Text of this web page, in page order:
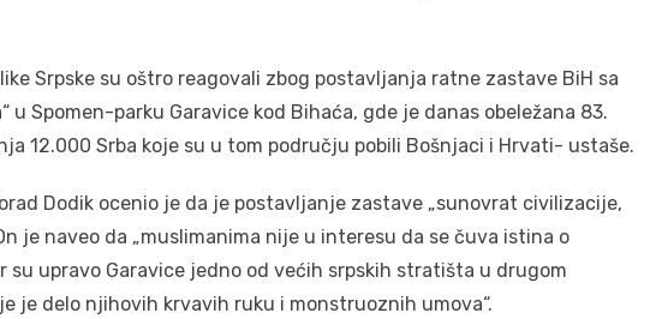
Srpske su oštro reagovali zbog postavljanja ratne zastave BiH sa
u Spomen-parku Garavice kod Bihaća, gde je danas obeležana 83.
12.000 Srba koje su u tom području pobili Bošnjaci i Hrvati- ustaše.
Dodik ocenio je da je postavljanje zastave „sunovrat civilizacije,
je naveo da „muslimanima nije u interesu da se čuva istina o
su upravo Garavice jedno od većih srpskih stratišta u drugom
je delo njihovih krvavih ruku i monstruoznih umova“.